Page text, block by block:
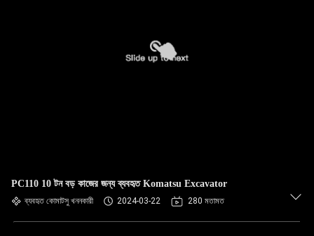
PC110 10 টন বড় কাজের জন্য ব্যবহৃত Komatsu Excavator
ব্যবহৃত কোমাটসু খননকারী 2024-03-22 280 মতামত